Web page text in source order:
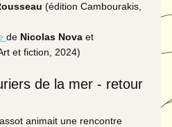
(édition Cambourakis,
de Nicolas Nova
et fiction, 2024)
de la mer - retour
animait une rencontre